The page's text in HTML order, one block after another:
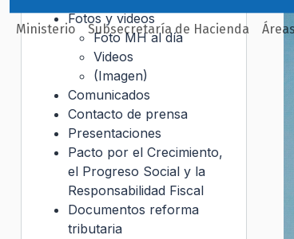
Ministerio Subsecretaría de Hacienda
Fotos y videos
Foto MH al día
Videos
(Imagen)
Comunicados
Contacto de prensa
Presentaciones
Pacto por el Crecimiento,
el Progreso Social y la
Responsabilidad Fiscal
Documentos reforma
tributaria